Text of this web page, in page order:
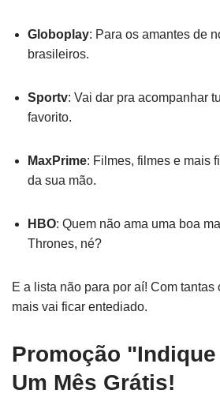
Globoplay: Para os amantes de
brasileiros.
Sportv: Vai dar pra acompanhar
favorito.
MaxPrime: Filmes, filmes e mais
da sua mão.
HBO: Quem não ama uma boa
Thrones, né?
E a lista não para por aí! Com tantas
mais vai ficar entediado.
Promoção
Um Mês Grátis!